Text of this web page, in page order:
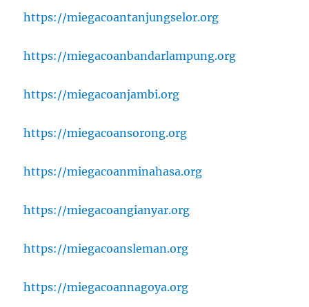
https://miegacoantanjungselor.org
https://miegacoanbandarlampung.org
https://miegacoanjambi.org
https://miegacoansorong.org
https://miegacoanminahasa.org
https://miegacoangianyar.org
https://miegacoansleman.org
https://miegacoannagoya.org